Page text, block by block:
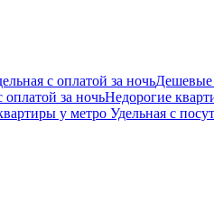
с оплатой за ночьДешевые
за ночьНедорогие
у метро Удельная c